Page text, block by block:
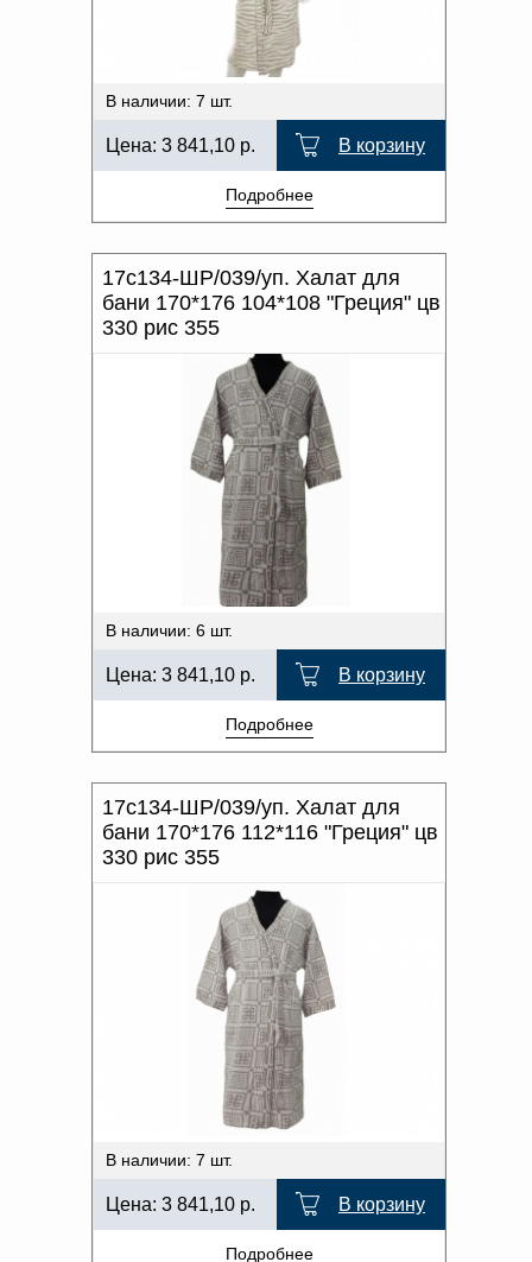
В наличии: 7 шт.
Цена: 3 841,10 р. В корзину
Подробнее
17с134-ШР/039/уп. Халат для
бани 170*176 104*108 "Греция" цв
330 рис 355
В наличии: 6 шт.
Цена: 3 841,10 р. В корзину
Подробнее
17с134-ШР/039/уп. Халат для
бани 170*176 112*116 "Греция" цв
330 рис 355
В наличии: 7 шт.
Цена: 3 841,10 р. В корзину
Подробнее